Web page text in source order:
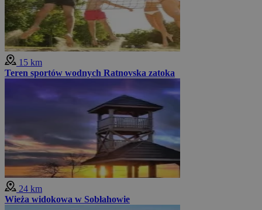
15 km
Teren sportów wodnych Ratnovska zatoka
24 km
Wieża widokowa w Sobłahowie